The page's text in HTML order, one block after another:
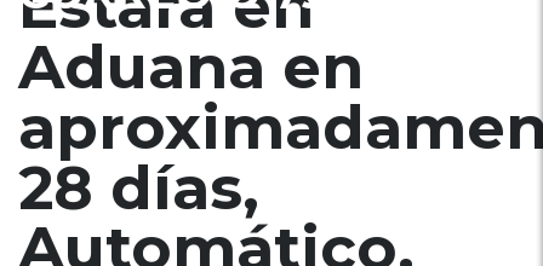
Aduana en
28 días,
Automático,